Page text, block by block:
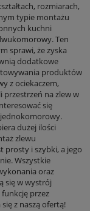
rozmiarach,
typie montażu
kuchni
Ten
sprawi, że zyska
dodatkowe
produktów
z ociekaczem,
przestrzeń na zlew w
się
dużej ilości
zlewu
i szybki, a jego
Wszystkie
oraz
się w wystrój
funkcję przez
z naszą ofertą!